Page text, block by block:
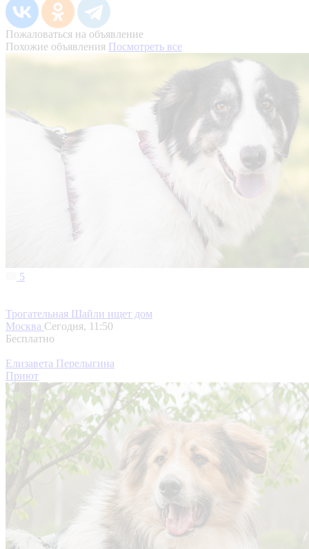
Пожаловаться на объявление
Похожие объявления Посмотреть все
5
Трогательная Шайли ищет дом
Москва Сегодня, 11:50
Бесплатно
Елизавета Перелыгина
Приют